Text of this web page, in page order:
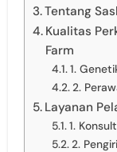
Tentang
Kualitas
Farm
1.
2.
Layanan
1.
2.